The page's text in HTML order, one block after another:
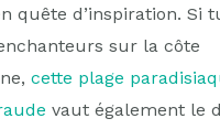
quête d’inspiration. Si
sur la côte
cette plage
vaut également le